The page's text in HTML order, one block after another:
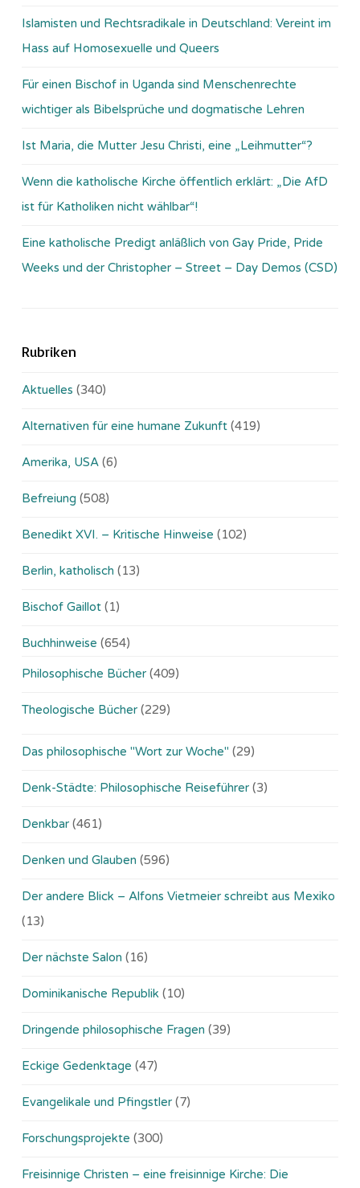
Islamisten und Rechtsradikale in Deutschland: Vereint im
Hass auf Homosexuelle und Queers
Für einen Bischof in Uganda sind Menschenrechte
wichtiger als Bibelsprüche und dogmatische Lehren
Ist Maria, die Mutter Jesu Christi, eine „Leihmutter“?
Wenn die katholische Kirche öffentlich erklärt: „Die AfD
ist für Katholiken nicht wählbar“!
Eine katholische Predigt anläßlich von Gay Pride, Pride
Weeks und der Christopher – Street – Day Demos (CSD)
Rubriken
Aktuelles (340)
Alternativen für eine humane Zukunft (419)
Amerika, USA (6)
Befreiung (508)
Benedikt XVI. – Kritische Hinweise (102)
Berlin, katholisch (13)
Bischof Gaillot (1)
Buchhinweise (654)
Philosophische Bücher (409)
Theologische Bücher (229)
Das philosophische "Wort zur Woche" (29)
Denk-Städte: Philosophische Reiseführer (3)
Denkbar (461)
Denken und Glauben (596)
Der andere Blick – Alfons Vietmeier schreibt aus Mexiko
(13)
Der nächste Salon (16)
Dominikanische Republik (10)
Dringende philosophische Fragen (39)
Eckige Gedenktage (47)
Evangelikale und Pfingstler (7)
Forschungsprojekte (300)
Freisinnige Christen – eine freisinnige Kirche: Die